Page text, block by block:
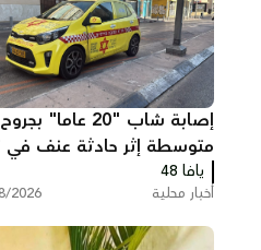
إصابة شاب "20 عاما" بجروح
متوسطة إثر حادثة عنف في
أبيب
يافا 48
أخبار محلية 2026